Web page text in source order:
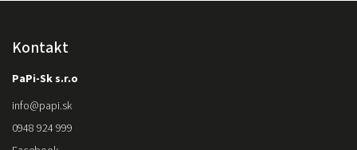
Kontakt
PaPi-Sk s.r.o
info@papi.sk
0948 924 999